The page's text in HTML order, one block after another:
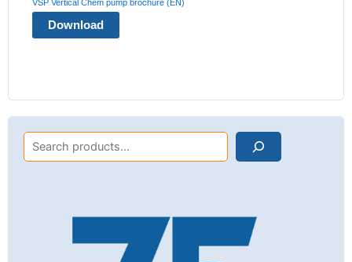
VSP Vertical Chem pump brochure (EN)
Download
Search